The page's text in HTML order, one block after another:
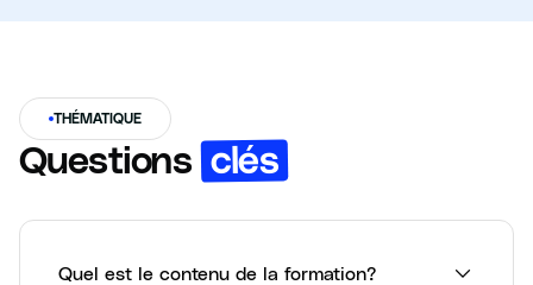
THÉMATIQUE
Questions clés
Quel est le contenu de la formation?